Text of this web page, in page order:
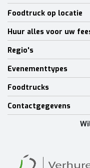
Foodtruck op locatie
Huur alles voor uw
Regio's
Evenementtypes
Foodtrucks
Contactgegevens